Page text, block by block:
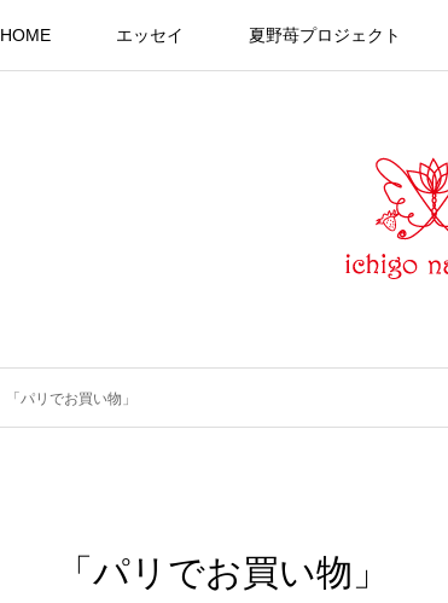
HOME エッセイ 夏野苺プロジェクト
「パリでお買い物」
「パリでお買い物」